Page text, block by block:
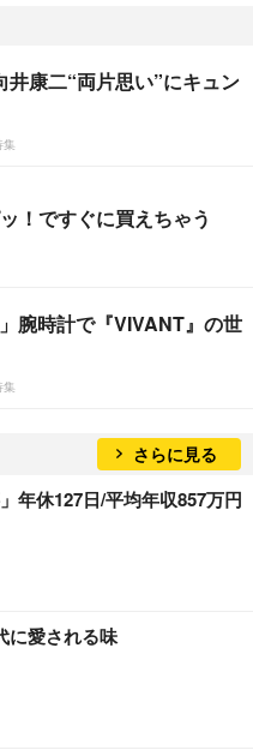
井康二“両片思い”にキュン
集
！ですぐに買えちゃう
腕時計で『VIVANT』の世
集
さらに見る
年休127日/平均年収857万円
に愛される味